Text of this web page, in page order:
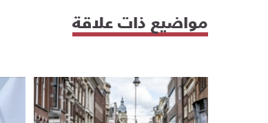
مواضيع ذات علاقة